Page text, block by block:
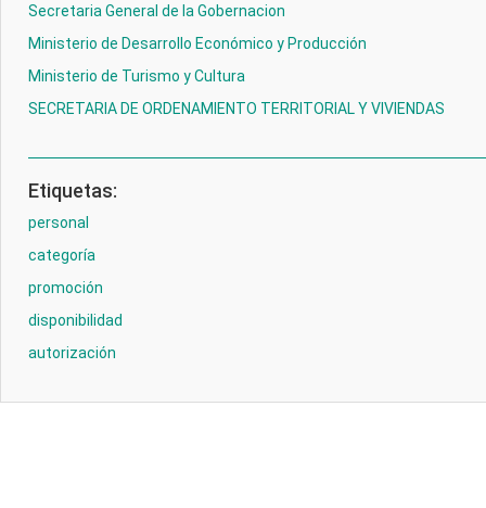
Secretaria General de la Gobernacion
Ministerio de Desarrollo Económico y Producción
Ministerio de Turismo y Cultura
SECRETARIA DE ORDENAMIENTO TERRITORIAL Y VIVIENDAS
Etiquetas:
personal
categoría
promoción
disponibilidad
autorización